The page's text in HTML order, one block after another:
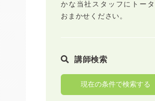
かな当社スタッフにトー
おまかせください。
講師検索
現在の条件で検索する